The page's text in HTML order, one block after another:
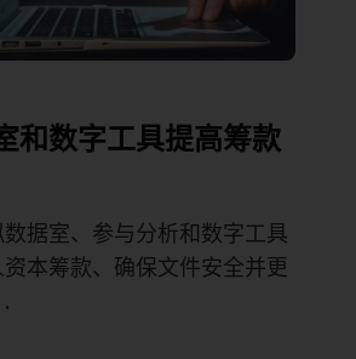
和数字工具提高筹款
据室、参与分析和数字工具
本筹款、确保文件安全并更